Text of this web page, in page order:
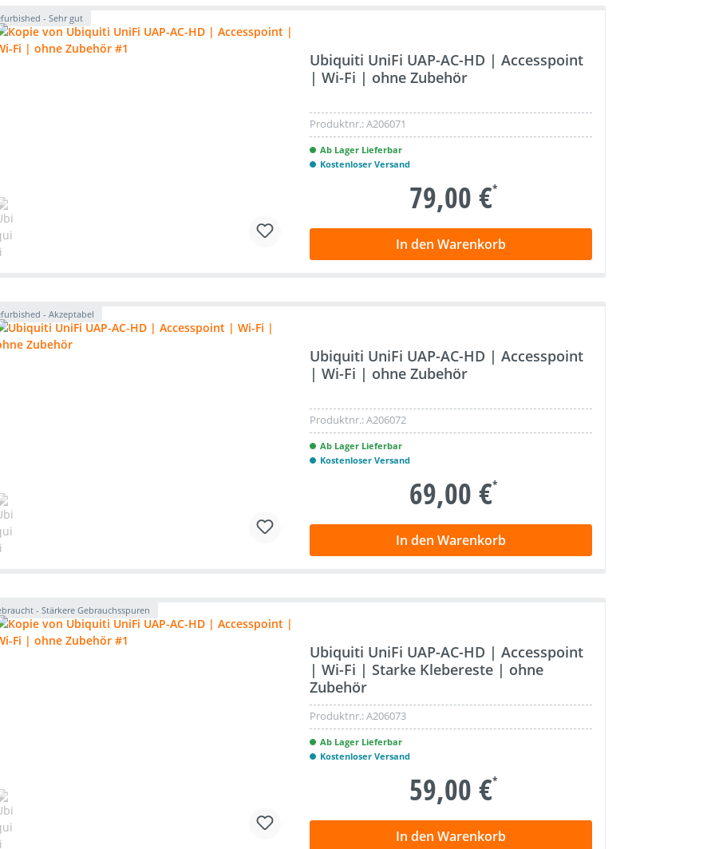
- Sehr gut
Ubiquiti UniFi UAP-AC-HD | Accesspoint
| Wi-Fi | ohne Zubehör
Produktnr.:A206071
Ab Lager Lieferbar
Kostenloser Versand
79,00 €*
In den Warenkorb
- Akzeptabel
Ubiquiti UniFi UAP-AC-HD | Accesspoint
| Wi-Fi | ohne Zubehör
Produktnr.:A206072
Ab Lager Lieferbar
Kostenloser Versand
69,00 €*
In den Warenkorb
- Stärkere Gebrauchsspuren
Ubiquiti UniFi UAP-AC-HD | Accesspoint
| Wi-Fi | Starke Klebereste | ohne
Zubehör
Produktnr.:A206073
Ab Lager Lieferbar
Kostenloser Versand
59,00 €*
In den Warenkorb